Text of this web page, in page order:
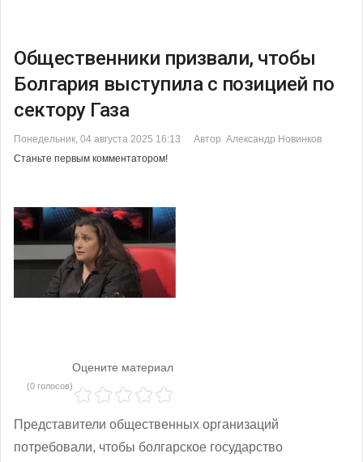
Общественники призвали, чтобы
Болгария выступила с позицией по
сектору Газа
Понедельник, 04 августа 2025 16:13
Автор Александр Новинков
Станьте первым комментатором!
Оцените материал
(0 голосов)
Представители общественных организаций
потребовали, чтобы болгарское государство